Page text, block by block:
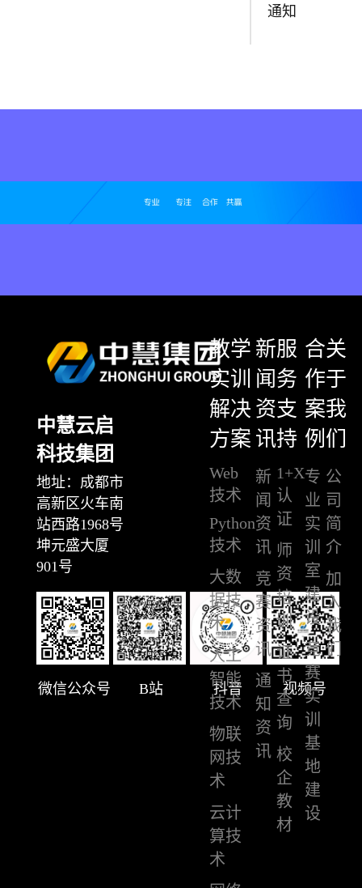
通知
中慧云启
科技集团
地址：成都市
高新区火车南
站西路1968号
坤元盛大厦
901号
微信公众号 B站 抖音 视频号
教学
实训
解决
方案
Web
技术
Python
技术
大数
据技
术
人工
智能
技术
物联
网技
术
云计
算技
术
新
闻
资
讯
新
闻
资
讯
竞
赛
资
讯
通
知
资
讯
服
务
支
持
1+X
认
证
师
资
培
训
证
书
查
询
校
企
教
材
合
作
案
例
专
业
实
训
室
建
设
竞
赛
实
训
基
地
建
设
关
于
我
们
公
司
简
介
加
入
我
们